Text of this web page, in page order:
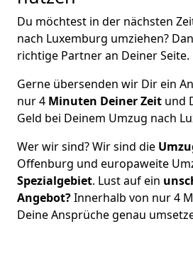
Du möchtest in der nächsten
nach Luxemburg umziehen?
richtige Partner an Deiner Seite.
Gerne übersenden wir Dir ein
nur4 Minuten Deiner Zeit und
Geld bei Deinem Umzug nach
Wer wir sind? Wir sind die
Offenburg und europaweite
Spezialgebiet. Lust auf ein
Angebot?Innerhalb von nur4
Deine Ansprüche genau